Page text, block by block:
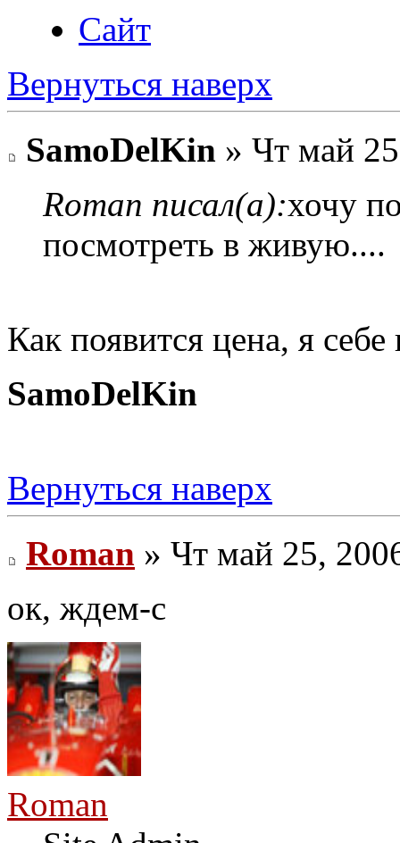
Сайт
Вернуться наверх
SamoDelKin » Чт май
Roman писал(а):хочу
посмотреть в живую....
Как появится цена, я
SamoDelKin
Вернуться наверх
Roman » Чт май 25,
ок, ждем-с
Roman